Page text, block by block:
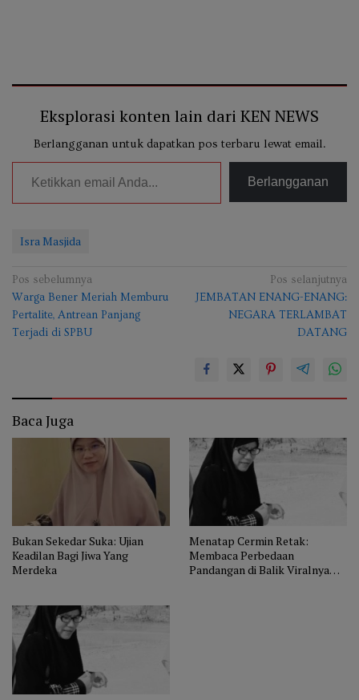
Eksplorasi konten lain dari KEN NEWS
Berlangganan untuk dapatkan pos terbaru lewat email.
Ketikkan email Anda...
Berlangganan
Isra Masjida
Navigasi
pos
Pos sebelumnya
Warga Bener Meriah Memburu
Pertalite, Antrean Panjang
Terjadi di SPBU
Pos selanjutnya
JEMBATAN ENANG-ENANG:
NEGARA TERLAMBAT
DATANG
Baca Juga
Bukan Sekedar Suka: Ujian
Keadilan Bagi Jiwa Yang
Merdeka
Menatap Cermin Retak:
Membaca Perbedaan
Pandangan di Balik Viralnya